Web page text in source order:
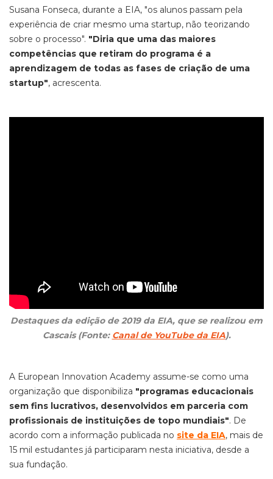
Susana Fonseca, durante a EIA, "os alunos passam pela
experiência de criar mesmo uma startup, não teorizando
sobre o processo". "Diria que uma das maiores
competências que retiram do programa é a
aprendizagem de todas as fases de criação de uma
startup", acrescenta.
Destaques da edição de 2019 da EIA, que se realizou em
Cascais (Fonte: Canal de YouTube da EIA).
A European Innovation Academy assume-se como uma
organização que disponibiliza "programas educacionais
sem fins lucrativos, desenvolvidos em parceria com
profissionais de instituições de topo mundiais". De
acordo com a informação publicada no site da EIA, mais de
15 mil estudantes já participaram nesta iniciativa, desde a
sua fundação.